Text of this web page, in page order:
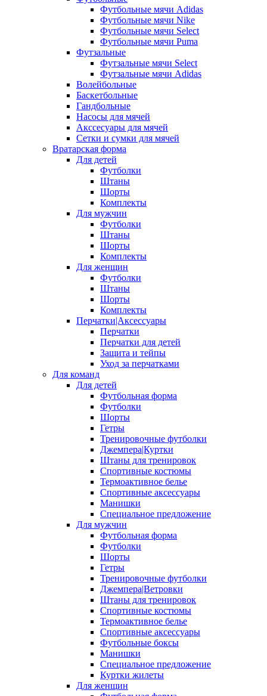
Футбольные мячи Adidas
Футбольные мячи Nike
Футбольные мячи Select
Футбольные мячи Puma
Футзальные
Футзальные мячи Select
Футзальные мячи Adidas
Волейбольные
Баскетбольные
Гандбольные
Насосы для мячей
Акссесуары для мячей
Сетки и сумки для мячей
Вратарская форма
Для детей
Футболки
Штаны
Шорты
Комплекты
Для мужчин
Футболки
Штаны
Шорты
Комплекты
Для женщин
Футболки
Штаны
Шорты
Комплекты
Перчатки|Аксессуары
Перчатки
Перчатки для детей
Защита и тейпы
Уход за перчатками
Для команд
Для детей
Футбольная форма
Футболки
Шорты
Гетры
Тренировочные футболки
Джемпера|Куртки
Штаны для тренировок
Спортивные костюмы
Термоактивное белье
Спортивные аксессуары
Манишки
Специальное предложение
Для мужчин
Футбольная форма
Футболки
Шорты
Гетры
Тренировочные футболки
Джемпера|Ветровки
Штаны для тренировок
Спортивные костюмы
Термоактивное белье
Спортивные аксессуары
Футбольные боксы
Манишки
Специальное предложение
Куртки жилеты
Для женщин